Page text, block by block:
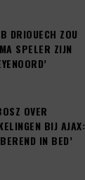
DRIOUECH ZOU
SPELER ZIJN
OVER
BIJ AJAX:
IN BED’